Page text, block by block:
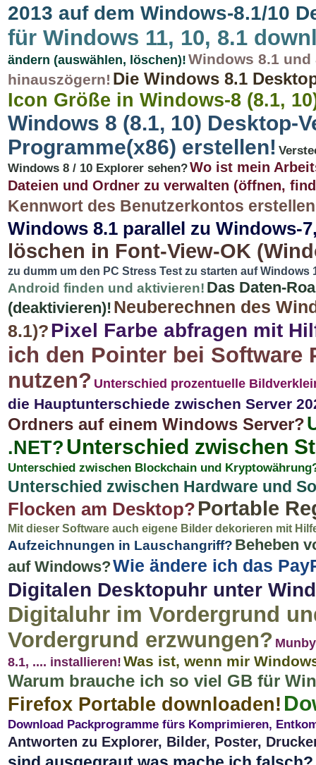
2013 auf dem Windows-8.1/10
für Windows 11, 10, 8.1
ändern (auswählen, löschen)! Windows 8.1
hinauszögern! Die Windows 8.1
Icon Größe in Windows-8 (8.1,
Windows 8 (8.1, 10) Desktop-
Programme(x86) erstellen!
Windows 8 / 10 Explorer sehen?Wo ist mein
Dateien und Ordner zu verwalten (öffnen,
Kennwort des Benutzerkontos
Windows 8.1 parallel zu Windows-
löschen in Font-View-OK
zu dumm um den PC Stress Test zu starten auf Windows
Android finden und aktivieren! Das Daten-
(deaktivieren)! Neuberechnen des
8.1)?Pixel Farbe abfragen mit
ich den Pointer bei Software
nutzen? Unterschied prozentuelle
die Hauptunterschiede zwischen Server
Ordners auf einem Windows Server?
.NET? Unterschied zwischen
Unterschied zwischen Blockchain und
Unterschied zwischen Hardware und
Flocken am Desktop? Portable
Mit dieser Software auch eigene Bilder dekorieren mit
Aufzeichnungen in Lauschangriff? Beheben
auf Windows?Wie ändere ich das
Digitalen Desktopuhr unter
Digitaluhr im Vordergrund
Vordergrund erzwungen?
8.1, .... installieren! Was ist, wenn mir
Warum brauche ich so viel GB für
Firefox Portable downloaden!
Download Packprogramme fürs Komprimieren,
Antworten zu Explorer, Bilder, Poster,